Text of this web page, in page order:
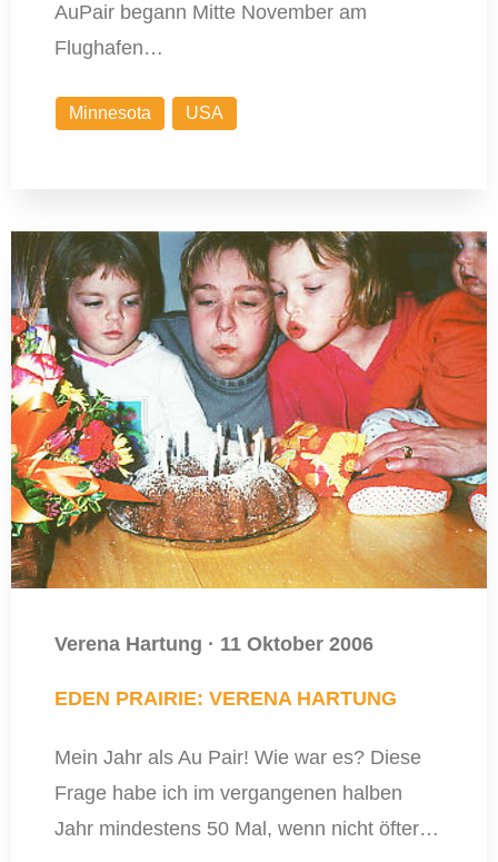
AuPair begann Mitte November am
Flughafen…
Minnesota USA
Verena Hartung · 11 Oktober 2006
EDEN PRAIRIE: VERENA HARTUNG
Mein Jahr als Au Pair! Wie war es? Diese
Frage habe ich im vergangenen halben
Jahr mindestens 50 Mal, wenn nicht öfter…